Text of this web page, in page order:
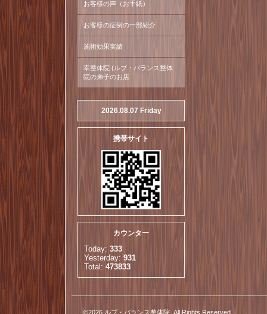
お客様の声（お手紙）
お客様の症例の一部紹介
施術効果実績
幸整体院 (ルブ・バランス整体
院の弟子のお店
2026.08.07 Friday
携帯サイト
カウンター
Today: 333
Yesterday: 931
Total: 473833
©2026 ルブ・バランス整体院 . All Rights Reserved.